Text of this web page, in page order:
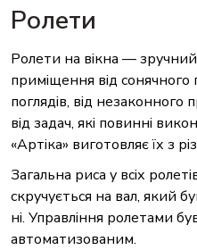
Ролети
Ролети на вікна — зручний
приміщення від
поглядів, від
від задач, які повинні
«Артіка» виготовляє їх з
Загальна риса у всіх
скручується на вал, який
ні. Управління ролетами
автоматизованим.